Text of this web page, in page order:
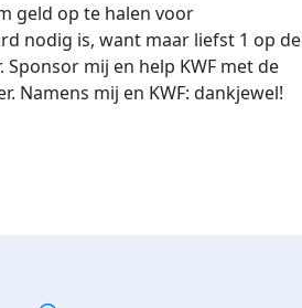
geld op te halen voor
nodig is, want maar liefst 1 op de
mij en help KWF met de
Namens mij en KWF: dankjewel!